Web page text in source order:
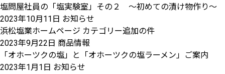
塩問屋社員の「塩実験室」その２ ～初めての漬け物作り～
2023年10月11日 お知らせ
浜松塩業ホームページ カテゴリー追加の件
2023年9月22日 商品情報
「オホーツクの塩」と「オホーツクの塩ラーメン」ご案内
2023年1月1日 お知らせ